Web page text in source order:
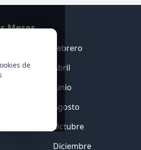
de
Meses
Febrero
Abril
Junio
Agosto
Octubre
Diciembre